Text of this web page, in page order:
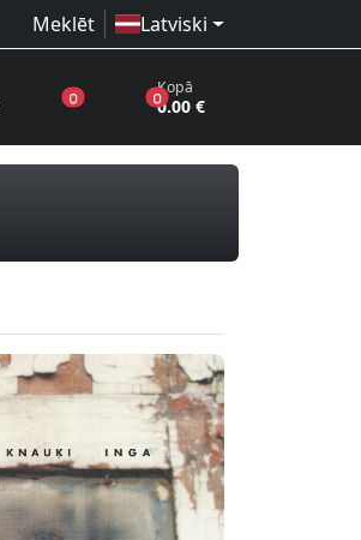
Meklēt Latviski
0produkti vēlmju sarakstā
0produkti grozā
Kopā
0.00 €